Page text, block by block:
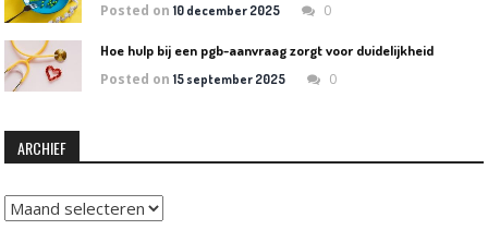
Posted on10 december 2025 0
Hoe hulp bij een pgb-aanvraag zorgt voor duidelijkheid
Posted on15 september 2025 0
ARCHIEF
Archief